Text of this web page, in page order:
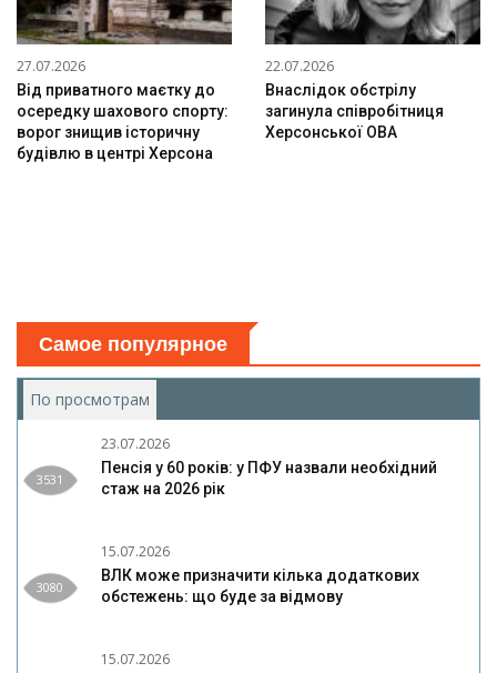
27.07.2026
Від приватного маєтку до
осередку шахового спорту:
ворог знищив історичну
будівлю в центрі Херсона
22.07.2026
Внаслідок обстрілу
загинула співробітниця
Херсонської ОВА
Самое популярное
По просмотрам
3531
23.07.2026
Пенсія у 60 років: у ПФУ назвали необхідний
стаж на 2026 рік
3080
15.07.2026
ВЛК може призначити кілька додаткових
обстежень: що буде за відмову
15.07.2026